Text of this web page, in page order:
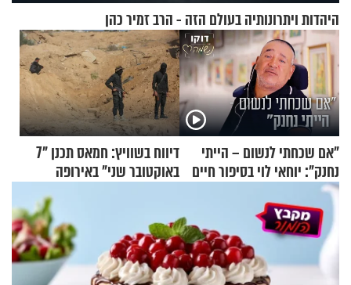
היהדות ויתרונותיה בעולם הזה - הרב זמיר כהן
"אם שכחתי לנשום – הייתי
נחנק": יוחאי לוי בסיפור חיים
מעורר השראה
דיווח בשוויץ: חמאס תכנן "7
באוקטובר שני" באירופה